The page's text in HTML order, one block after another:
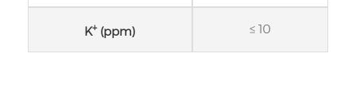
K+(ppm) ≤ 10